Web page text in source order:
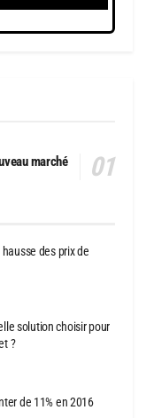
marché
des prix de
solution choisir pour
?
de 11% en 2016